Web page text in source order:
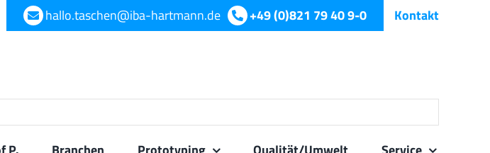
hallo.taschen@iba-hartmann.de +49 (0)821 79 40 9-0 Kontakt